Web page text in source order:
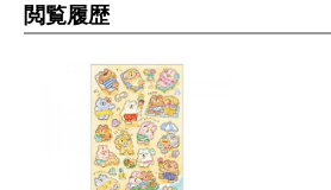
閲覧履歴